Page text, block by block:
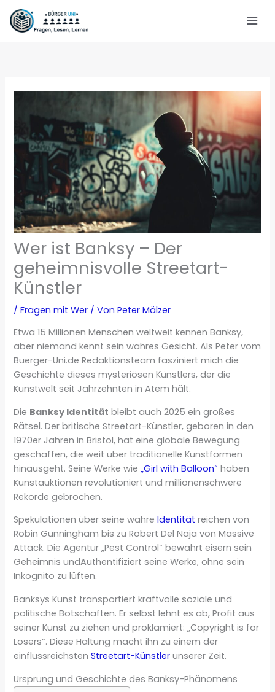
Zum
Inhalt
springen
Wer ist Banksy – Der
geheimnisvolle Streetart-
Künstler
/Fragen mit Wer / VonPeter Mälzer
Etwa 15 Millionen Menschen weltweit kennen Banksy,
aber niemand kennt sein wahres Gesicht. Als Peter vom
Buerger-Uni.de Redaktionsteam fasziniert mich die
Geschichte dieses mysteriösen Künstlers, der die
Kunstwelt seit Jahrzehnten in Atem hält.
Die Banksy Identität bleibt auch 2025 ein großes
Rätsel. Der britische Streetart-Künstler, geboren in den
1970er Jahren in Bristol, hat eine globale Bewegung
geschaffen, die weit über traditionelle Kunstformen
hinausgeht. Seine Werke wie„Girl with Balloon“ haben
Kunstauktionen revolutioniert und millionenschwere
Rekorde gebrochen.
Spekulationen über seine wahreIdentität reichen von
Robin Gunningham bis zu Robert Del Naja von Massive
Attack. Die Agentur „Pest Control“ bewahrt eisern sein
Geheimnis undAuthentifiziert seine Werke, ohne sein
Inkognito zu lüften.
Banksys Kunst transportiert kraftvolle soziale und
politische Botschaften. Er selbst lehnt es ab, Profit aus
seiner Kunst zu ziehen und proklamiert: „Copyright is for
Losers“. Diese Haltung macht ihn zu einem der
einflussreichstenStreetart-Künstler unserer Zeit.
Ursprung und Geschichte des Banksy-Phänomens